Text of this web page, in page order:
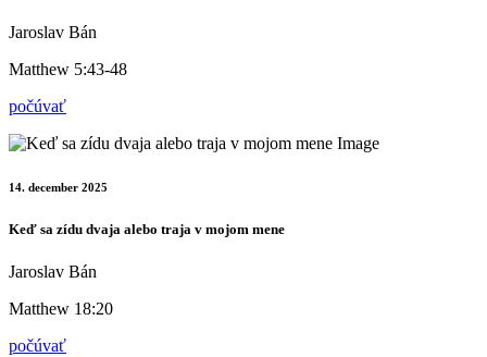
Jaroslav Bán
Matthew 5:43-48
počúvať
14. december 2025
Keď sa zídu dvaja alebo traja v mojom mene
Jaroslav Bán
Matthew 18:20
počúvať